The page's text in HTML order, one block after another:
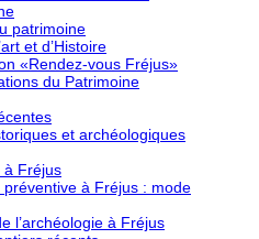
patrimoine
et d’Histoire
«Rendez-vous Fréjus»
du Patrimoine
et archéologiques
à Fréjus
préventive à Fréjus : mode
l’archéologie à Fréjus